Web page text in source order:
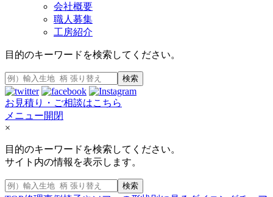
会社概要
職人募集
工房紹介
目的のキーワードを検索してください。
検索
お見積り・ご相談はこちら
メニュー開閉
×
目的のキーワードを検索してください。
サイト内の情報を表示します。
検索